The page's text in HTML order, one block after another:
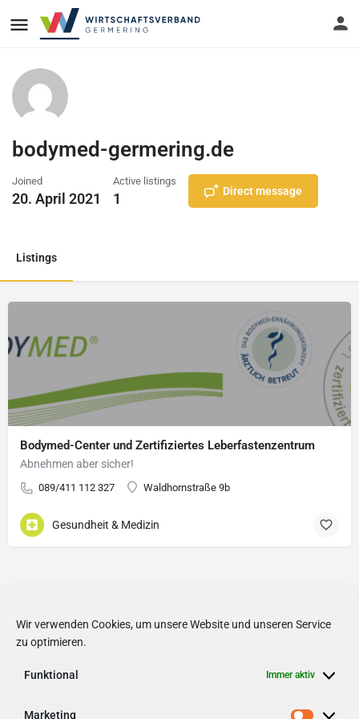
Wir verwenden Cookies, um unsere Website und unseren Service
zu optimieren.
Funktional Immer aktiv
Marketing
bodymed-germering.de
Joined
20. April 2021
Active listings
1 Direct message
Listings
Bodymed-Center und Zertifiziertes Leberfastenzentrum
Abnehmen aber sicher!
089/411 112 327 Waldhornstraße 9b
Gesundheit & Medizin